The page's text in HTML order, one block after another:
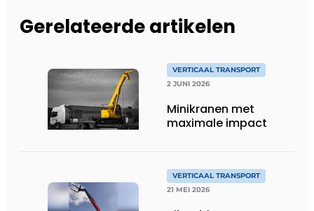
Gerelateerde artikelen
VERTICAAL TRANSPORT
2 JUNI 2026
Minikranen met
maximale impact
VERTICAAL TRANSPORT
21 MEI 2026